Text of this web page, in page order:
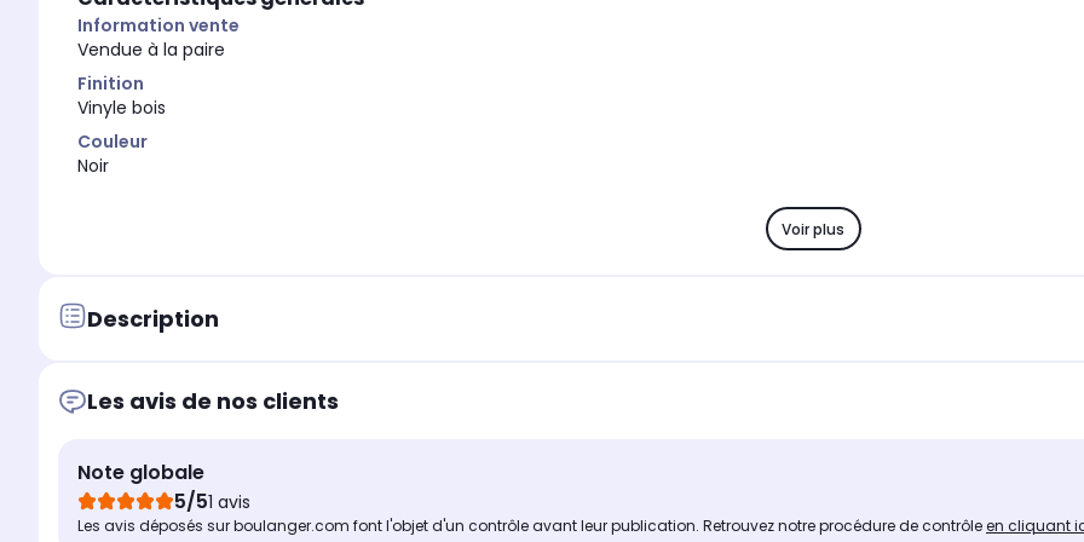
Information vente
Vendue à la paire
Finition
Vinyle bois
Couleur
Noir
Voir plus
Description
Les avis de nos clients
Note globale
5/51 avis
Les avis déposés sur boulanger.com font l'objet d'un contrôle avant leur publication. Retrouvez notre procédure de contrôleen cliquant